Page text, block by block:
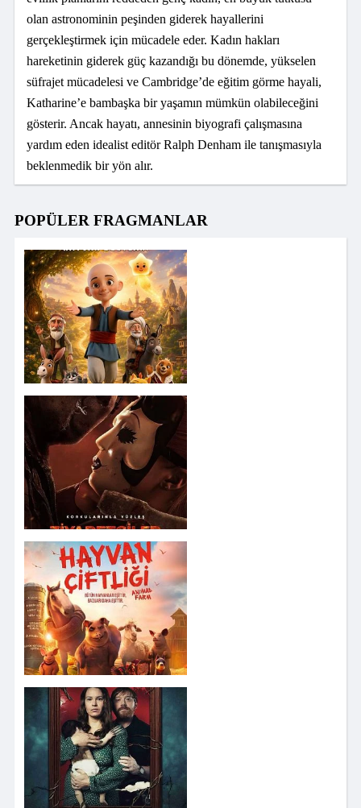
olan astronominin peşinden giderek hayallerini
gerçekleştirmek için mücadele eder. Kadın hakları
hareketinin giderek güç kazandığı bu dönemde, yükselen
süfrajet mücadelesi ve Cambridge’de eğitim görme hayali,
Katharine’e bambaşka bir yaşamın mümkün olabileceğini
gösterir. Ancak hayatı, annesinin biyografi çalışmasına
yardım eden idealist editör Ralph Denham ile tanışmasıyla
beklenmedik bir yön alır.
POPÜLER FRAGMANLAR